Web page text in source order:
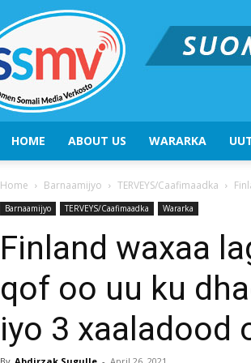
HOME ABOUT US WARARKA
Home Barnaamijyo TERVEYS/Caafimaadka
Barnaamijyo TERVEYS/Caafimaadka Wararka
Finland waxaa
qof oo uu ku
iyo 3 xaaladood